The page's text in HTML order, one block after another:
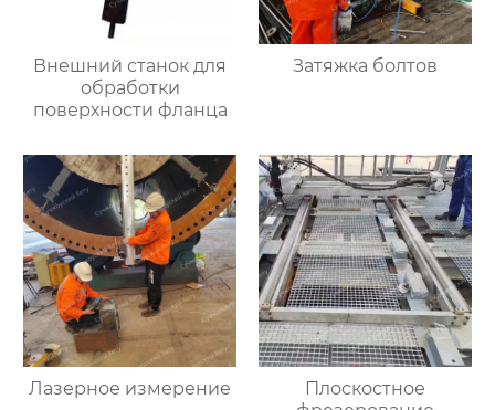
Внешний станок для
обработки
поверхности фланца
Затяжка болтов
Лазерное измерение
Плоскостное